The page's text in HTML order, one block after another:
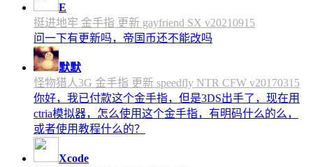
E
挺进地牢 金手指 更新 gayfriend SX v20210915
问一下有更新吗，帝国币还不能改吗
默默
怪物猎人3G 金手指 更新 speedfly NTR CFW v20170315
你好，我已付款这个金手指，但是3DS出手了，现在用
ctria模拟器，怎么使用这个金手指，有明码什么的么，
或者使用教程什么的？
Xcode